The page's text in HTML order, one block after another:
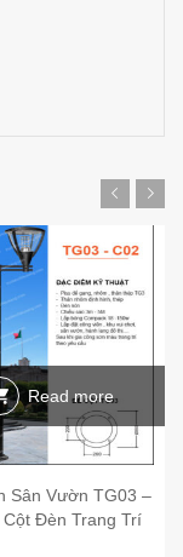
Read more
Sân Vườn TG03 –
Cột Đèn Trang Trí